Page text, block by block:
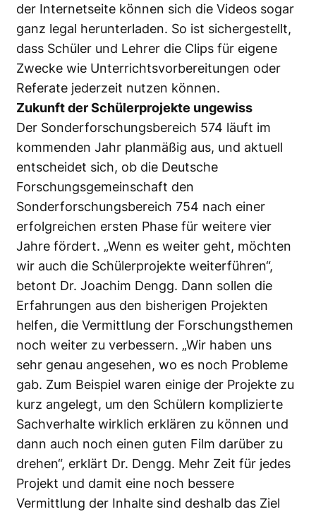
der Internetseite können sich die Videos sogar
ganz legal herunterladen. So ist sichergestellt,
dass Schüler und Lehrer die Clips für eigene
Zwecke wie Unterrichtsvorbereitungen oder
Referate jederzeit nutzen können.
Zukunft der Schülerprojekte ungewiss
Der Sonderforschungsbereich 574 läuft im
kommenden Jahr planmäßig aus, und aktuell
entscheidet sich, ob die Deutsche
Forschungsgemeinschaft den
Sonderforschungsbereich 754 nach einer
erfolgreichen ersten Phase für weitere vier
Jahre fördert. „Wenn es weiter geht, möchten
wir auch die Schülerprojekte weiterführen“,
betont Dr. Joachim Dengg. Dann sollen die
Erfahrungen aus den bisherigen Projekten
helfen, die Vermittlung der Forschungsthemen
noch weiter zu verbessern. „Wir haben uns
sehr genau angesehen, wo es noch Probleme
gab. Zum Beispiel waren einige der Projekte zu
kurz angelegt, um den Schülern komplizierte
Sachverhalte wirklich erklären zu können und
dann auch noch einen guten Film darüber zu
drehen“, erklärt Dr. Dengg. Mehr Zeit für jedes
Projekt und damit eine noch bessere
Vermittlung der Inhalte sind deshalb das Ziel